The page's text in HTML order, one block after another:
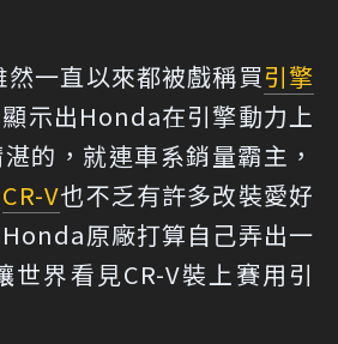
然一直以來都被戲稱買引擎
示出Honda在引擎動力上
的，就連車系銷量霸主，
CR-V也不乏有許多改裝愛好
原廠打算自己弄出一
世界看見CR-V裝上賽用引